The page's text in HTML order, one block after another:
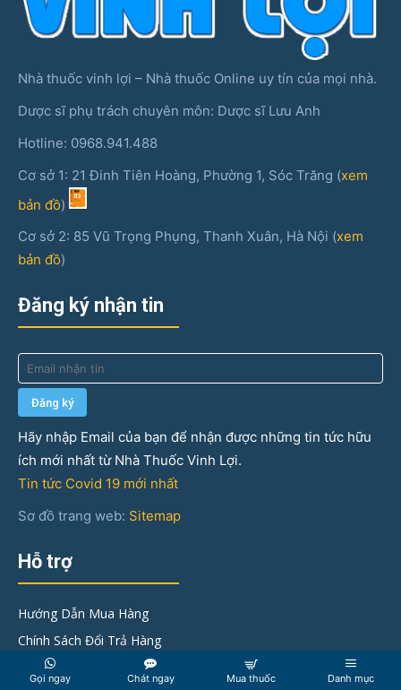
Nhà thuốc vinh lợi – Nhà thuốc Online uy tín của mọi nhà.
Dược sĩ phụ trách chuyên môn: Dược sĩ Lưu Anh
Hotline: 0968.941.488
Cơ sở 1: 21 Đinh Tiên Hoàng, Phường 1, Sóc Trăng (xem
bản đồ)
Cơ sở 2: 85 Vũ Trọng Phụng, Thanh Xuân, Hà Nội (xem
bản đồ)
Đăng ký nhận tin
Hãy nhập Email của bạn để nhận được những tin tức hữu
ích mới nhất từ Nhà Thuốc Vinh Lợi.
Tin tức Covid 19 mới nhất
Sơ đồ trang web: Sitemap
Hỗ trợ
Hướng Dẫn Mua Hàng
Chính Sách Đổi Trả Hàng
Góp ý & khiếu nại
Gọi ngay Chát ngay Mua thuốc Danh mục